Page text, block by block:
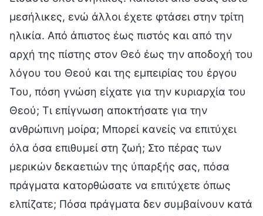
μεσήλικες, ενώ άλλοι έχετε φτάσει στην τρίτη
ηλικία. Από άπιστος έως πιστός και από την
αρχή της πίστης στον Θεό έως την αποδοχή του
λόγου του Θεού και της εμπειρίας του έργου
Του, πόση γνώση είχατε για την κυριαρχία του
Θεού; Τι επίγνωση αποκτήσατε για την
ανθρώπινη μοίρα; Μπορεί κανείς να επιτύχει
όλα όσα επιθυμεί στη ζωή; Στο πέρας των
μερικών δεκαετιών της ύπαρξής σας, πόσα
πράγματα κατορθώσατε να επιτύχετε όπως
ελπίζατε; Πόσα πράγματα δεν συμβαίνουν κατά